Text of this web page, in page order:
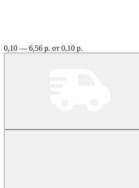
0,10 — 6,56 р. от 0,10 р.